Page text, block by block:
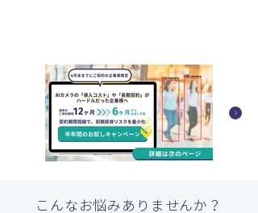
Click Here
こんなお悩みありませんか？